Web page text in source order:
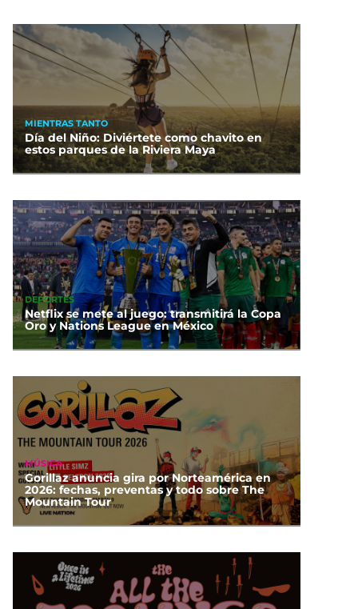
MIENTRAS TANTO
Día del Niño: Diviértete como chavito en
estos parques de la Riviera Maya
DEPORTES
Netflix se mete al juego: transmitirá la Copa
Oro y Nations League en México
MÚSICA
Gorillaz anuncia gira por Norteamérica en
2026: fechas, preventas y todo sobre The
Mountain Tour